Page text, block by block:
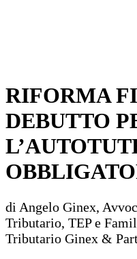
RIFORMA
DEBUTTO
di Angelo Ginex,
Tributario, TEP e
Tributario Ginex &